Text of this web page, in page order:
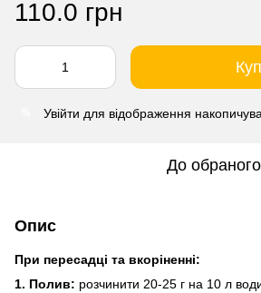
110.0 грн
Увійти для відображення
До обраного
Опис
При пересадці та вкоріненні:
1. Полив: розчинити 20-25 г на 10 л